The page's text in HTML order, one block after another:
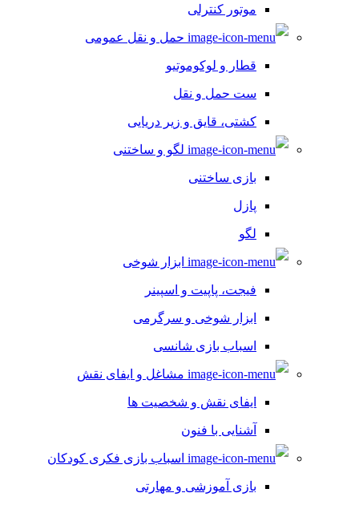
موتور کنترلی
حمل و نقل عمومی
قطار و لوکوموتیو
ست حمل و نقل
کشتی، قایق و زیر دریایی
لگو و ساختنی
بازی ساختنی
پازل
لگو
ابزار شوخی
فیجت، پاپیت و اسپینر
ابزار شوخی و سرگرمی
اسباب بازی شانسی
مشاغل و ایفای نقش
ایفای نقش و شخصیت ها
آشنایی با فنون
اسباب بازی فکری کودکان
بازی آموزشی و مهارتی